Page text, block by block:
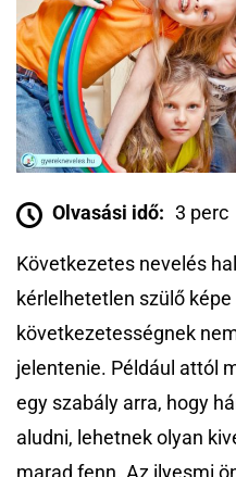
Olvasási idő: 3 perc
Következetes nevelés
kérlelhetetlen szülő
következetességnek
jelentenie. Például attól
egy szabály arra, hogy
aludni, lehetnek olyan